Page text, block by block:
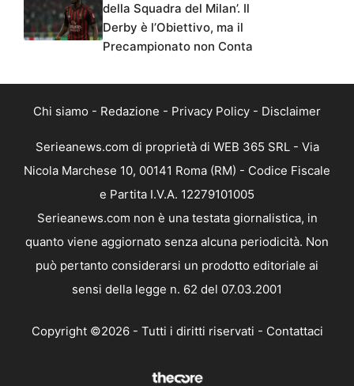
della Squadra del Milan’. Il
Derby è l’Obiettivo, ma il
Precampionato non Conta
Chi siamo - Redazione - Privacy Policy - Disclaimer
Serieanews.com di proprietà di WEB 365 SRL - Via
Nicola Marchese 10, 00141 Roma (RM) - Codice Fiscale
e Partita I.V.A. 12279101005
Serieanews.com non è una testata giornalistica, in
quanto viene aggiornato senza alcuna periodicità. Non
può pertanto considerarsi un prodotto editoriale ai
sensi della legge n. 62 del 07.03.2001
Copyright ©2026 - Tutti i diritti riservati - Contattaci